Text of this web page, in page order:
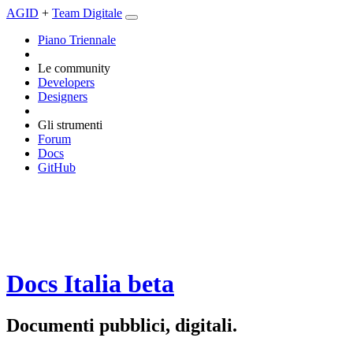
AGID + Team Digitale
Piano Triennale
Le community
Developers
Designers
Gli strumenti
Forum
Docs
GitHub
Docs Italia beta
Documenti pubblici, digitali.